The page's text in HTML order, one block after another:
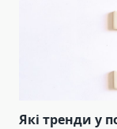
Які тренди у